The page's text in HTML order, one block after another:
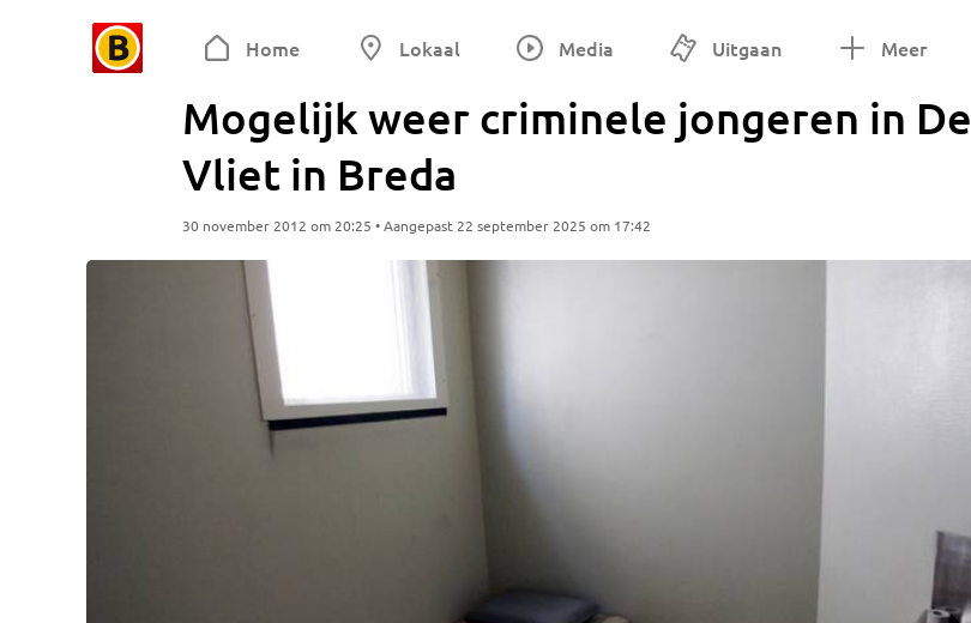
Home Lokaal Media Uitgaan Meer
Mogelijk weer criminele jongeren in De
Vliet in Breda
30 november 2012 om 20:25 • Aangepast 22 september 2025 om 17:42